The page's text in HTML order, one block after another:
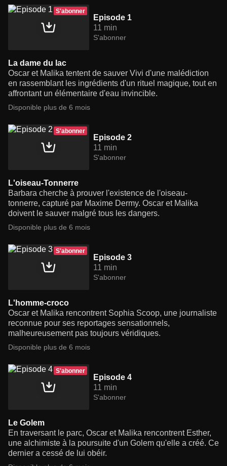
S'abonner
Episode 1
11 min
S'abonner
La dame du lac
Oscar et Malika tentent de sauver Vivi d'une malédiction
en rassemblant les ingrédients d'un rituel magique, tout en
affrontant un élémentaire d'eau invincible.
Disponible plus de 6 mois
S'abonner
Episode 2
11 min
S'abonner
L'oiseau-Tonnerre
Barbara cherche à prouver l'existence de l'oiseau-
tonnerre, capturé par Maxime Dermy. Oscar et Malika
doivent le sauver malgré tous les dangers.
Disponible plus de 6 mois
S'abonner
Episode 3
11 min
S'abonner
L'homme-croco
Oscar et Malika rencontrent Sophia Scoop, une journaliste
reconnue pour ses reportages sensationnels,
malheureusement pas toujours véridiques.
Disponible plus de 6 mois
S'abonner
Episode 4
11 min
S'abonner
Le Golem
En traversant le parc, Oscar et Malika rencontrent Esther,
une alchimiste à la poursuite d'un Golem qu'elle a créé. Ce
dernier a cessé de lui obéir.